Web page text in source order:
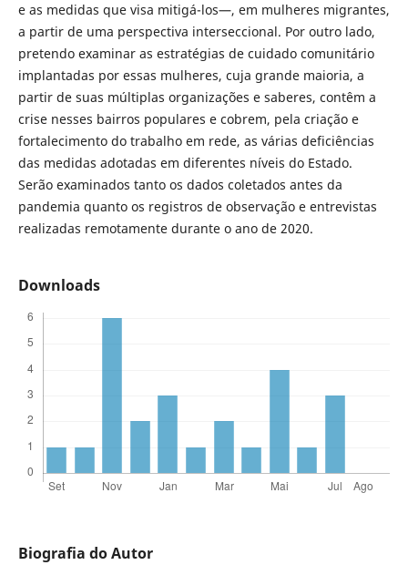
e as medidas que visa mitigá-los—, em mulheres migrantes,
a partir de uma perspectiva interseccional. Por outro lado,
pretendo examinar as estratégias de cuidado comunitário
implantadas por essas mulheres, cuja grande maioria, a
partir de suas múltiplas organizações e saberes, contêm a
crise nesses bairros populares e cobrem, pela criação e
fortalecimento do trabalho em rede, as várias deficiências
das medidas adotadas em diferentes níveis do Estado.
Serão examinados tanto os dados coletados antes da
pandemia quanto os registros de observação e entrevistas
realizadas remotamente durante o ano de 2020.
Downloads
Biografia do Autor